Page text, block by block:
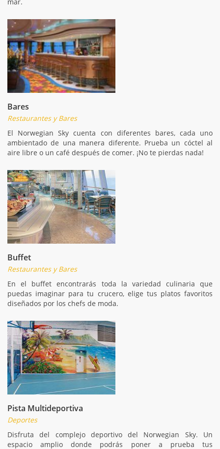
Bares
Restaurantes y Bares
El Norwegian Sky cuenta con diferentes bares, cada uno
ambientado de una manera diferente. Prueba un cóctel al
aire libre o un café después de comer. ¡No te pierdas nada!
Buffet
Restaurantes y Bares
En el buffet encontrarás toda la variedad culinaria que
puedas imaginar para tu crucero, elige tus platos favoritos
diseñados por los chefs de moda.
Pista Multideportiva
Deportes
Disfruta del complejo deportivo del Norwegian Sky. Un
espacio amplio donde podrás poner a prueba tus